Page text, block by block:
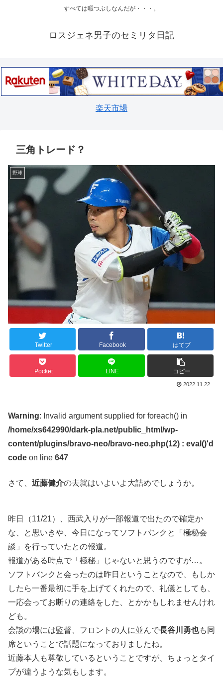
すべては暇つぶしなんだが・・・。
ロスジェネ男子のセミリタ日記
楽天市場
三角トレード？
野球
Twitter Facebook はてブ
Pocket LINE コピー
2022.11.22
Warning: Invalid argument supplied for foreach() in
/home/xs642990/dark-pla.net/public_html/wp-
content/plugins/bravo-neo/bravo-neo.php(12) : eval()'d
code on line 647
さて、 近藤健介の去就はいよいよ大詰めでしょうか。
昨日（11/21）、西武入りが一部報道で出たので確定か
な、と思いきや、今日になってソフトバンクと「極秘会
談」を行っていたとの報道。
報道がある時点で「極秘」じゃないと思うのですが…。
ソフトバンクと会ったのは昨日ということなので、もしか
したら一番最初に手を上げてくれたので、礼儀としても、
一応会ってお断りの連絡をした、とかかもしれませんけれ
ども。
会談の場には監督、フロントの人に並んで長谷川勇也も同
席ということで話題になっておりましたね。
近藤本人も尊敬しているということですが、ちょっとタイ
プが違うような気もします。